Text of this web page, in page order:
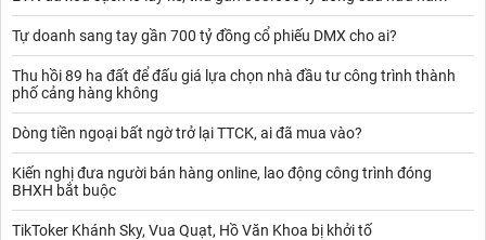
Tự doanh sang tay gần 700 tỷ đồng cổ phiếu DMX cho ai?
Thu hồi 89 ha đất để đấu giá lựa chọn nhà đầu tư công trình thành
phố cảng hàng không
Dòng tiền ngoại bất ngờ trở lại TTCK, ai đã mua vào?
Kiến nghị đưa người bán hàng online, lao động công trình đóng
BHXH bắt buộc
TikToker Khánh Sky, Vua Quạt, Hồ Văn Khoa bị khởi tố